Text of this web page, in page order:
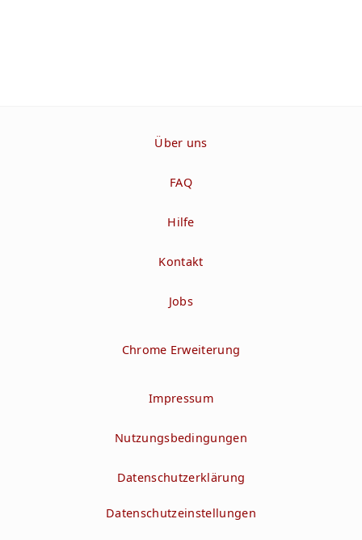
Über uns
FAQ
Hilfe
Kontakt
Jobs
Chrome Erweiterung
Impressum
Nutzungsbedingungen
Datenschutzerklärung
Datenschutzeinstellungen